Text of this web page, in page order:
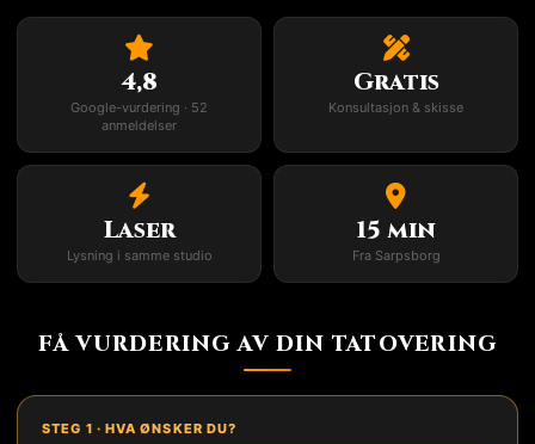
4,8
Google-vurdering · 52
anmeldelser
Gratis
Konsultasjon & skisse
Laser
Lysning i samme studio
15 min
Fra Sarpsborg
FÅ VURDERING AV DIN TATOVERING
STEG 1 · HVA ØNSKER DU?